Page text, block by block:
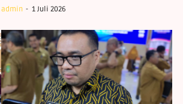
admin 1 Juli 2026